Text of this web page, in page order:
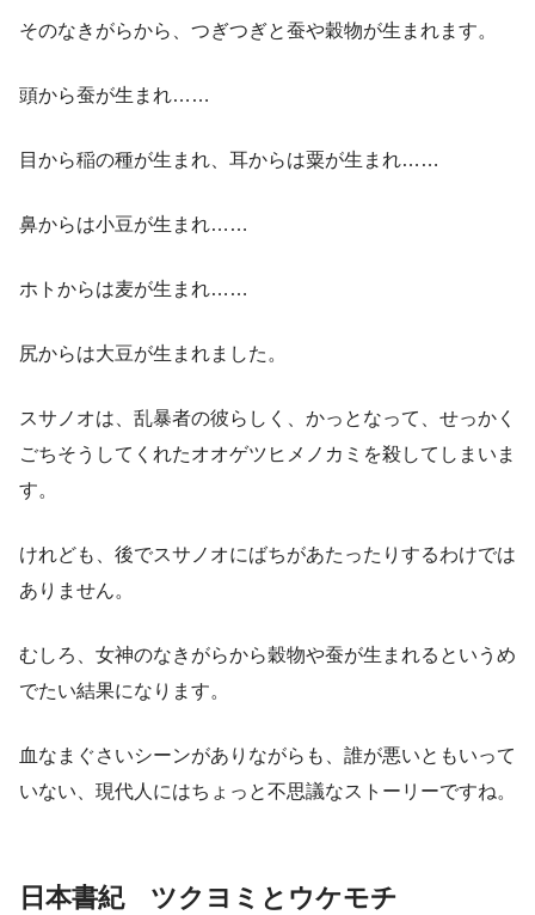
そのなきがらから、つぎつぎと蚕や穀物が生まれます。
頭から蚕が生まれ……
目から稲の種が生まれ、耳からは粟が生まれ……
鼻からは小豆が生まれ……
ホトからは麦が生まれ……
尻からは大豆が生まれました。
スサノオは、乱暴者の彼らしく、かっとなって、せっかく
ごちそうしてくれたオオゲツヒメノカミを殺してしまいま
す。
けれども、後でスサノオにばちがあたったりするわけでは
ありません。
むしろ、女神のなきがらから穀物や蚕が生まれるというめ
でたい結果になります。
血なまぐさいシーンがありながらも、誰が悪いともいって
いない、現代人にはちょっと不思議なストーリーですね。
日本書紀 ツクヨミとウケモチ